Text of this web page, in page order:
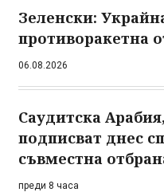
Зеленски:
противоракетна
06.08.2026
Саудитска
подписват днес
съвместна
преди 8 часа